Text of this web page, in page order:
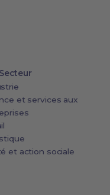
et services aux
et action sociale